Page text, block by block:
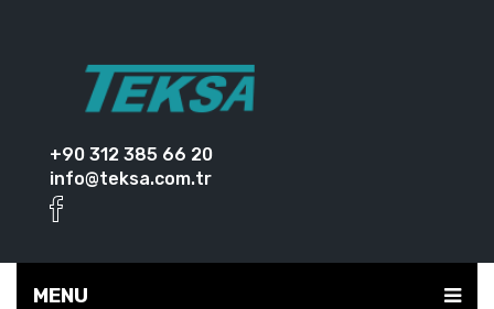
+90 312 385 66 20
info@teksa.com.tr
MENU